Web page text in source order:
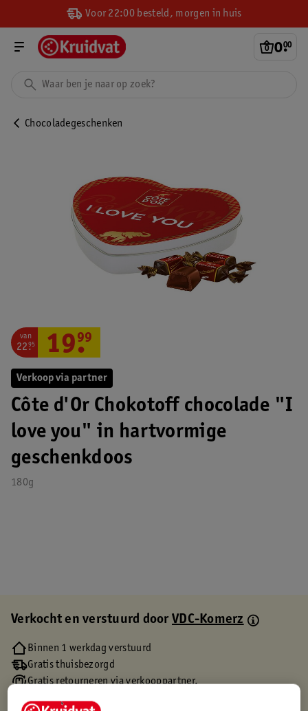
Voor 22:00 besteld, morgen in huis
0.
00
Chocoladegeschenken
Verkoop via partner
Côte d'Or Chokotoff chocolade "I
love you" in hartvormige
geschenkdoos
180g
van
22.
95 19.
99
Verkocht en verstuurd doorVDC-Komerz
Binnen 1 werkdag verstuurd
Gratis thuisbezorgd
Gratis retourneren via verkooppartner.